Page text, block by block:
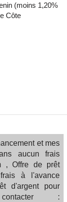
(moins 1,20%
Côte
et mes
aucun frais
, Offre de prêt
à l'avance
d'argent pour
: